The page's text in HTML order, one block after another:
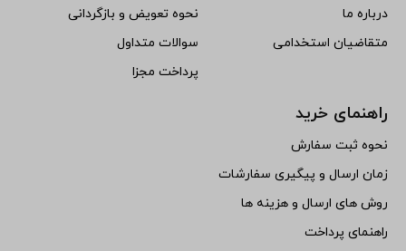
درباره ما
متقاضیان استخدامی
نحوه تعویض و بازگردانی
سوالات متداول
پرداخت مجزا
راهنمای خرید
نحوه ثبت سفارش
زمان ارسال و پیگیری سفارشات
روش های ارسال و هزینه ها
راهنمای پرداخت